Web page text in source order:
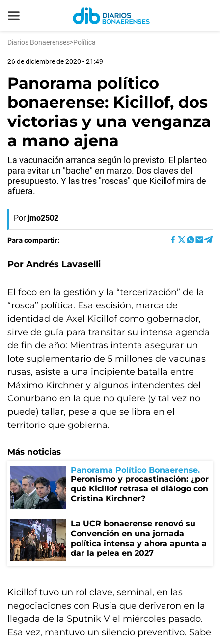
Diarios Bonaerenses>Política
26 de diciembre de 2020 - 21:49
Panorama político
bonaerense: Kicillof, dos
victorias y una venganza
a mano ajena
La vacunación arranca según lo previsto. El planteo
para evitar un "bache" en marzo. Dos claves del
presupuesto. Y las tres "roscas" que Kicillof mira de
afuera.
Por jmo2502
Para compartir:
Por Andrés Lavaselli
El foco en la gestión y la “tercerización” de la
“rosca” política. Esa escisión, marca de
identidad de Axel Kicillof como gobernador,
sirve de guía para transitar su intensa agenda
de fin de año: Mientras intenta asegurar un
lote suplementario de 5 millones de vacunas
rusas, asiste a una incipiente batalla entre
Máximo Kirchner y algunos intendentes del
Conurbano en la que no quiere (y tal vez no
puede) tallar, pese a que se libra en el
territorio que gobierna.
Más noticias
Panorama Político Bonaerense
Peronismo y procastinación: ¿por
qué Kicillof retrasa el diálogo con
Cristina Kirchner?
La UCR bonaerense renovó su
Convención en una jornada
política intensa y ahora apunta a
dar la pelea en 2027
Kicillof tuvo un rol clave, seminal, en las
negociaciones con Rusia que derivaron en la
llegada de la Sputnik V el miércoles pasado.
Esa vez, mantuvo un silencio preventivo. Sabe